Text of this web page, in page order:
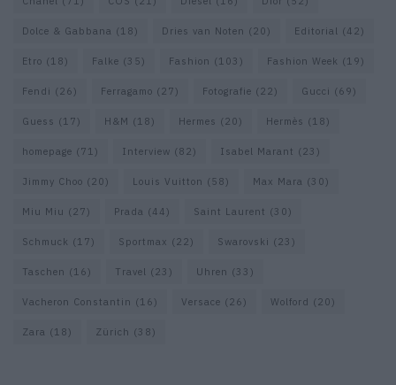
Dolce & Gabbana (18) Dries van Noten (20) Editorial (42)
Etro (18) Falke (35) Fashion (103) Fashion Week (19)
Fendi (26) Ferragamo (27) Fotografie (22) Gucci (69)
Guess (17) H&M (18) Hermes (20) Hermès (18)
homepage (71) Interview (82) Isabel Marant (23)
Jimmy Choo (20) Louis Vuitton (58) Max Mara (30)
Miu Miu (27) Prada (44) Saint Laurent (30)
Schmuck (17) Sportmax (22) Swarovski (23)
Taschen (16) Travel (23) Uhren (33)
Vacheron Constantin (16) Versace (26) Wolford (20)
Zara (18) Zürich (38)